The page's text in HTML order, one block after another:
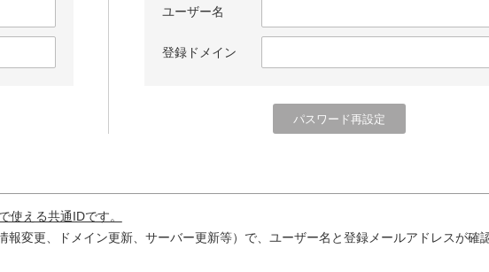
ユーザー名
登録ドメイン
使える共通IDです。
変更、ドメイン更新、サーバー更新等）で、ユーザー名と登録メールアドレスが確